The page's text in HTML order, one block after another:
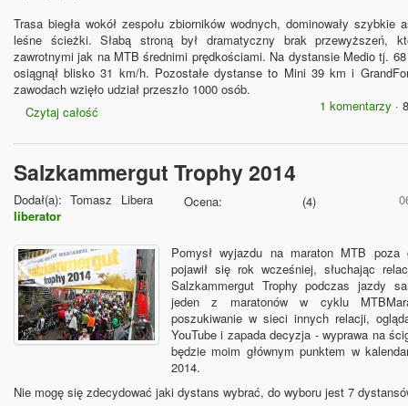
Trasa biegła wokół zespołu zbiorników wodnych, dominowały szybkie
leśne ścieżki. Słabą stroną był dramatyczny brak przewyższeń,
zawrotnymi jak na MTB średnimi prędkościami. Na dystansie Medio tj.
osiągnął blisko 31 km/h. Pozostałe dystanse to Mini 39 km i
zawodach wzięło udział przeszło 1000 osób.
Czytaj całość
1 komentarzy ·
Salzkammergut Trophy 2014
Dodał(a): Tomasz Libera
liberator
Ocena: (4)
Pomysł wyjazdu na maraton MTB poza
pojawił się rok wcześniej, słuchając
Salzkammergut Trophy podczas jazdy
jeden z maratonów w cyklu
poszukiwanie w sieci innych relacji,
YouTube i zapada decyzja - wyprawa na
będzie moim głównym punktem w
2014.
Nie mogę się zdecydować jaki dystans wybrać, do wyboru jest 7